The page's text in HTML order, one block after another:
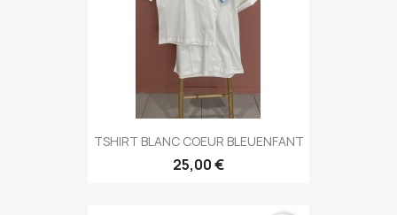
TSHIRT BLANC COEUR BLEUENFANT
25,00 €